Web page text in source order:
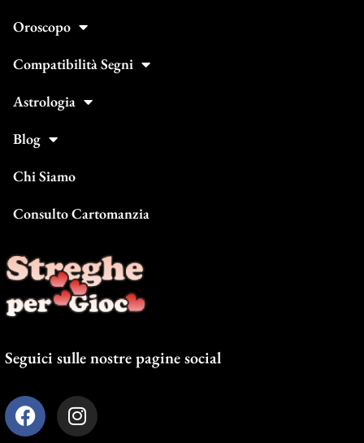
Oroscopo
Compatibilità Segni
Astrologia
Blog
Chi Siamo
Consulto Cartomanzia
Seguici sulle nostre pagine social
F
a
I
n